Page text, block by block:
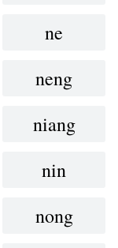
ne
neng
niang
nin
nong